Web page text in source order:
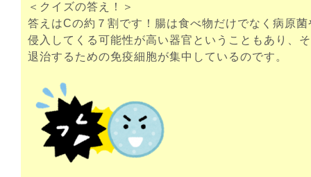
＜クイズの答え！＞
答えはCの約７割です！腸は食べ物だけでなく病原
侵入してくる可能性が高い器官ということもあり、
退治するための免疫細胞が集中しているのです。